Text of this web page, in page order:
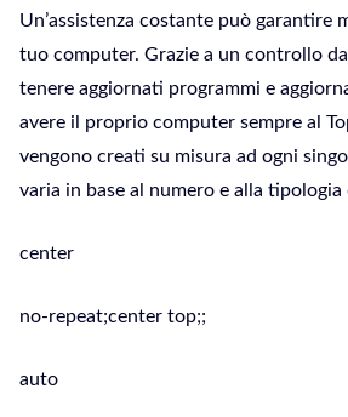
Un’assistenza costante può garantire
tuo computer. Grazie a un controllo
tenere aggiornati programmi e
avere il proprio computer sempre al
vengono creati su misura ad ogni
varia in base al numero e alla
center
no-repeat;center top;;
auto